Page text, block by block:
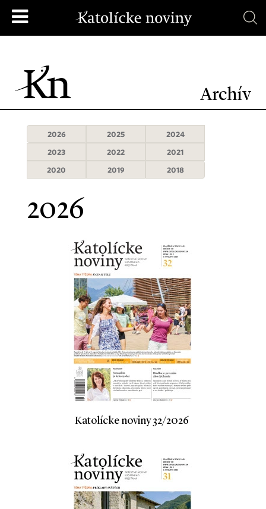
Archív
2026 2025
2024
2023
2022
2021
2020
2019 2018
2026
Katolícke noviny 32/2026